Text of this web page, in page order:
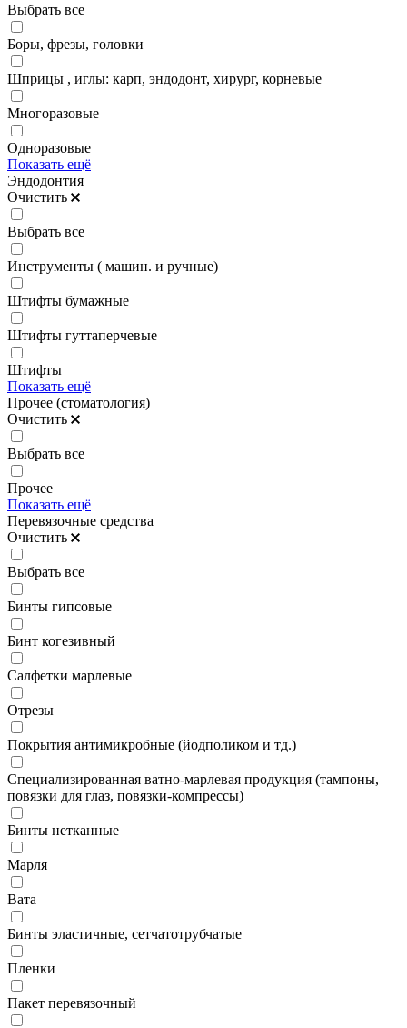
Выбрать все
Боры, фрезы, головки
Шприцы , иглы: карп, эндодонт, хирург, корневые
Многоразовые
Одноразовые
Показать ещё
Эндодонтия
Очистить
Выбрать все
Инструменты ( машин. и ручные)
Штифты бумажные
Штифты гуттаперчевые
Штифты
Показать ещё
Прочее (стоматология)
Очистить
Выбрать все
Прочее
Показать ещё
Перевязочные средства
Очистить
Выбрать все
Бинты гипсовые
Бинт когезивный
Салфетки марлевые
Отрезы
Покрытия антимикробные (йодполиком и тд.)
Специализированная ватно-марлевая продукция (тампоны,
повязки для глаз, повязки-компрессы)
Бинты нетканные
Марля
Вата
Бинты эластичные, сетчатотрубчатые
Пленки
Пакет перевязочный